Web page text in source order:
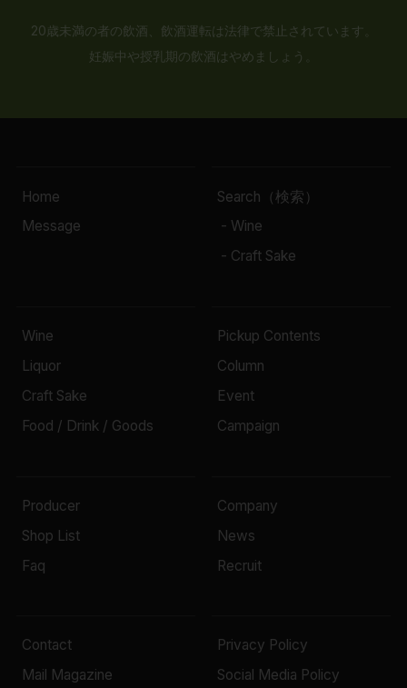
20歳未満の者の飲酒、飲酒運転は法律で禁止されています。
妊娠中や授乳期の飲酒はやめましょう。
Home
Message
Search（検索）
- Wine
- Craft Sake
Wine
Liquor
Craft Sake
Food / Drink / Goods
Pickup Contents
Column
Event
Campaign
Producer
Shop List
Faq
Company
News
Recruit
Contact
Mail Magazine
Privacy Policy
Social Media Policy